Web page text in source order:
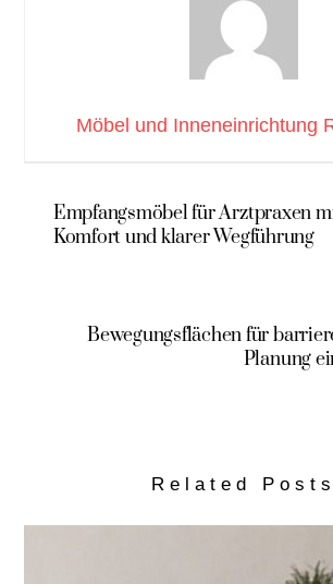
Möbel und Inneneinrichtung
Empfangsmöbel für Arztpraxen
Komfort und klarer Wegführung
Bewegungsflächen für
Planung
Related Posts